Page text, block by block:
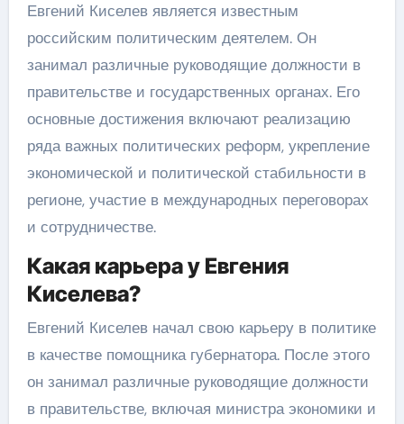
Евгений Киселев является известным
российским политическим деятелем. Он
занимал различные руководящие должности в
правительстве и государственных органах. Его
основные достижения включают реализацию
ряда важных политических реформ, укрепление
экономической и политической стабильности в
регионе, участие в международных переговорах
и сотрудничестве.
Какая карьера у Евгения
Киселева?
Евгений Киселев начал свою карьеру в политике
в качестве помощника губернатора. После этого
он занимал различные руководящие должности
в правительстве, включая министра экономики и